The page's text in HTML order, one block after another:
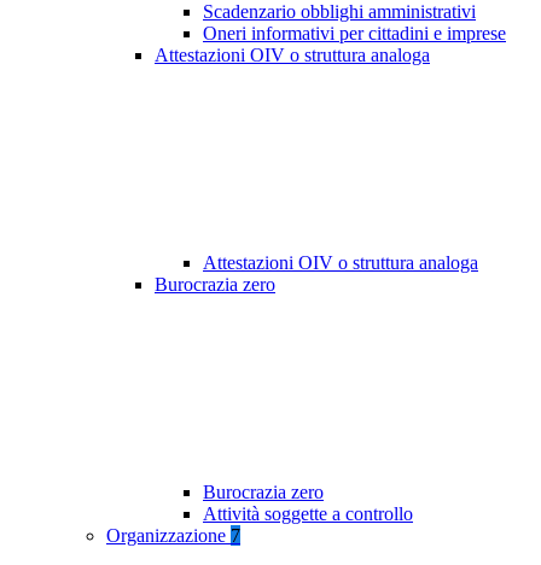
Scadenzario obblighi amministrativi
Oneri informativi per cittadini e imprese
Attestazioni OIV o struttura analoga
Attestazioni OIV o struttura analoga
Burocrazia zero
Burocrazia zero
Attività soggette a controllo
Organizzazione 7